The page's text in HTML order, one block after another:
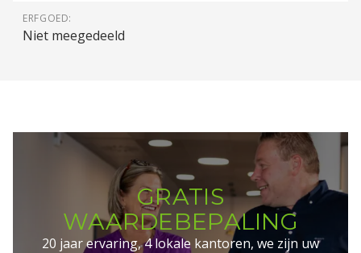
ERFGOED:
Niet meegedeeld
GRATIS
WAARDEBEPALING
20 jaar ervaring, 4 lokale kantoren, we zijn uw